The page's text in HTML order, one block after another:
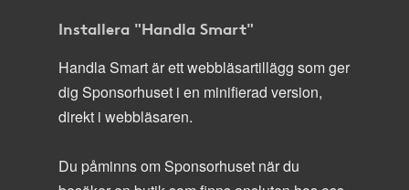
Installera "Handla Smart"
Handla Smart är ett webbläsartillägg som ger
dig Sponsorhuset i en minifierad version,
direkt i webbläsaren.
Du påminns om Sponsorhuset när du